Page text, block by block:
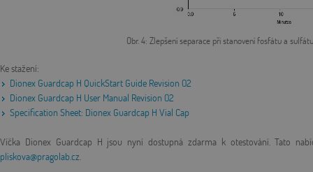
Obr. 4: Zlepšení separace při stanovení fosfátu a
Ke stažení:
Dionex Guardcap H QuickStart Guide Revision 02
Dionex Guardcap H User Manual Revision 02
Specification Sheet: Dionex Guardcap H Vial Cap
Víčka Dionex Guardcap H jsou nyní dostupná zdarma k otestování. Tato
pliskova@pragolab.cz.